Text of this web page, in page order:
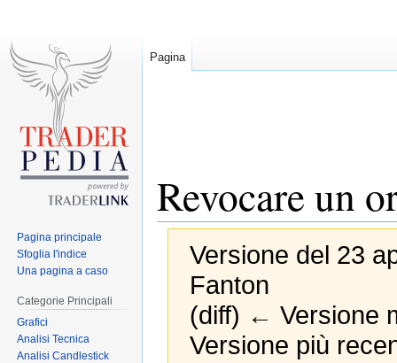
Revocare un
Versione del 23
Fanton
(diff) ← Versione
Versione più
Pagina
Pagina principale
Sfoglia l'indice
Una pagina a caso
Categorie Principali
Grafici
Analisi Tecnica
Analisi Candlestick